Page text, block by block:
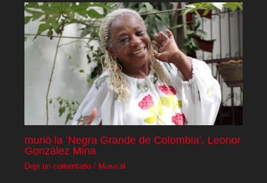
murió la ‘Negra Grande de Colombia’, Leonor
González Mina
Deja un comentario / Musical